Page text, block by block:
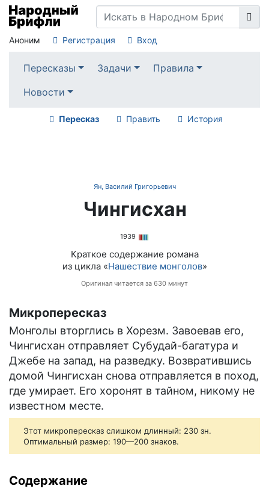
Аноним Регистрация Вход
Пересказы Задачи
Правила
Новости
Пересказ Править История
Ян, Василий Григорьевич
Чингисхан
1939
Краткое содержание романа
из цикла «Нашествие монголов»
Оригинал читается за 630 минут
Микропересказ
Монголы вторглись в Хорезм. Завоевав его,
Чингисхан отправляет Субудай-багатура и
Джебе на запад, на разведку. Возвратившись
домой Чингисхан снова отправляется в поход,
где умирает. Его хоронят в тайном, никому не
известном месте.
Этот микропересказ слишком длинный: 230 зн.
Оптимальный размер: 190—200 знаков.
Содержание